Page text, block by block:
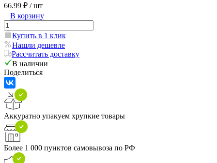
66.99 ₽ / шт
В корзину
Купить в 1 клик
Нашли дешевле
Рассчитать доставку
В наличии
Поделиться
Аккуратно упакуем хрупкие товары
Более 1 000 пунктов самовывоза по РФ